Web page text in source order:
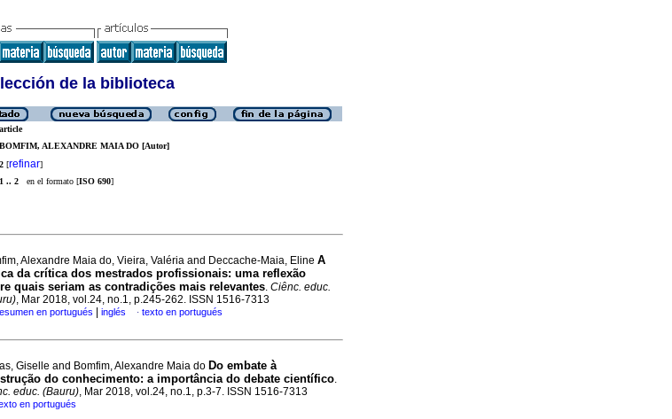
de la biblioteca
article
BOMFIM, ALEXANDRE MAIA DO [Autor]
2 [refinar]
1 .. 2 en el formato [ISO 690]
Alexandre Maia do, Vieira, Valéria and Deccache-Maia, Eline A
da crítica dos mestrados profissionais: uma reflexão
quais seriam as contradições mais relevantes. Ciênc. educ.
, Mar 2018, vol.24, no.1, p.245-262. ISSN 1516-7313
en portugués inglés · texto en portugués
Giselle and Bomfim, Alexandre Maia do Do embate à
do conhecimento: a importância do debate científico.
educ. (Bauru), Mar 2018, vol.24, no.1, p.3-7. ISSN 1516-7313
en portugués